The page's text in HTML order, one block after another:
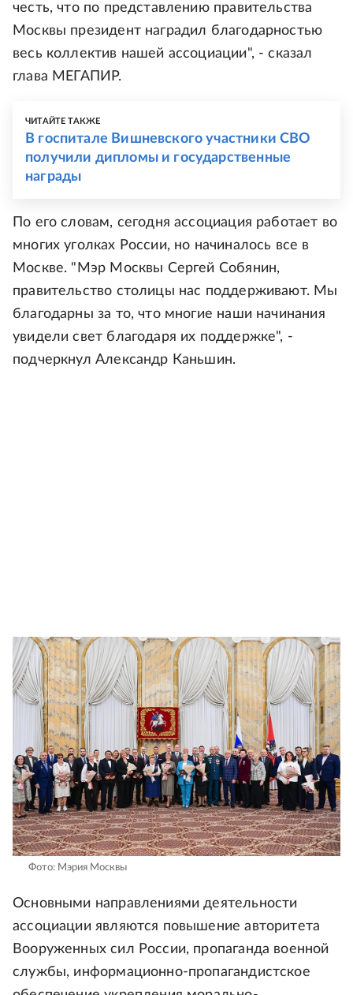
честь, что по представлению правительства
Москвы президент наградил благодарностью
весь коллектив нашей ассоциации", - сказал
глава МЕГАПИР.
ЧИТАЙТЕ ТАКЖЕ
В госпитале Вишневского участники СВО
получили дипломы и государственные
награды
По его словам, сегодня ассоциация работает во
многих уголках России, но начиналось все в
Москве. "Мэр Москвы Сергей Собянин,
правительство столицы нас поддерживают. Мы
благодарны за то, что многие наши начинания
увидели свет благодаря их поддержке", -
подчеркнул Александр Каньшин.
Фото: Мэрия Москвы
Основными направлениями деятельности
ассоциации являются повышение авторитета
Вооруженных сил России, пропаганда военной
службы, информационно-пропагандистское